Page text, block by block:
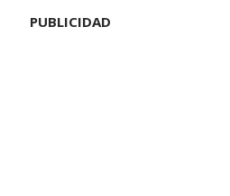
PUBLICIDAD